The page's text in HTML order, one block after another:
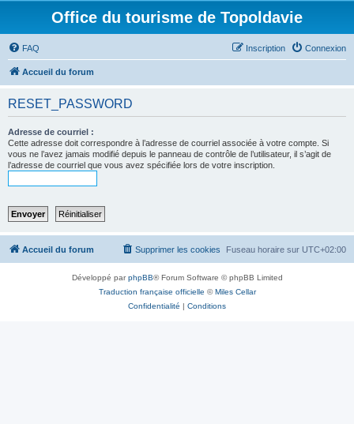
Office du tourisme de Topoldavie
FAQ Connexion
Inscription
Accueil du forum
RESET_PASSWORD
Adresse de courriel :
Cette adresse doit correspondre à l’adresse de courriel associée à votre compte. Si
vous ne l’avez jamais modifié depuis le panneau de contrôle de l’utilisateur, il s’agit de
l’adresse de courriel que vous avez spécifiée lors de votre inscription.
Accueil du forum Fuseau horaire sur UTC+02:00
Supprimer les cookies
Développé parphpBB® Forum Software © phpBB Limited
Traduction française officielle ©Miles Cellar
Confidentialité | Conditions